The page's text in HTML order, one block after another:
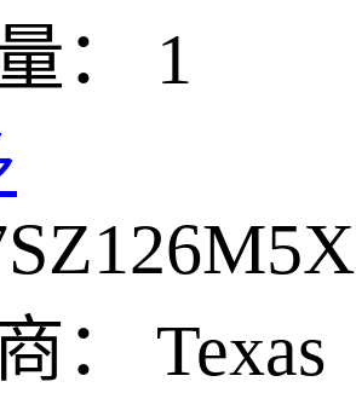
：
1
：
Texas